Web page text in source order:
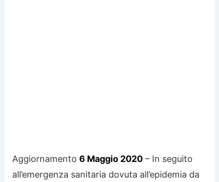
Aggiornamento6 Maggio 2020 – In seguito
all’emergenza sanitaria dovuta all’epidemia da